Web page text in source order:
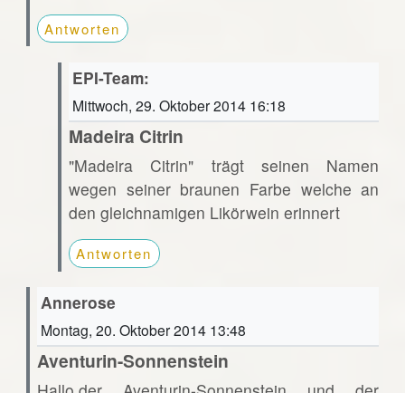
Antworten
EPI-Team:
Mittwoch, 29. Oktober 2014 16:18
Madeira Citrin
"Madeira Citrin" trägt seinen Namen
wegen seiner braunen Farbe welche an
den gleichnamigen Likörwein erinnert
Antworten
Annerose
Montag, 20. Oktober 2014 13:48
Aventurin-Sonnenstein